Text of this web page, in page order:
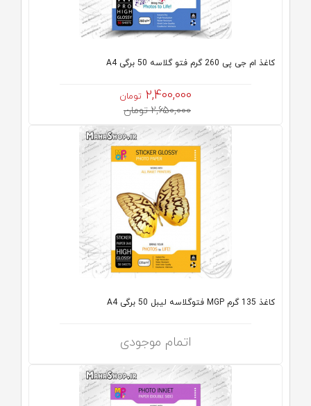
کاغذ ام جی پی 260 گرم فتو گلاسه 50 برگی A4
2,400,000 تومان
2,650,000 تومان
کاغذ 135 گرم MGP فتوگلاسه لیبل 50 برگی A4
اتمام موجودی